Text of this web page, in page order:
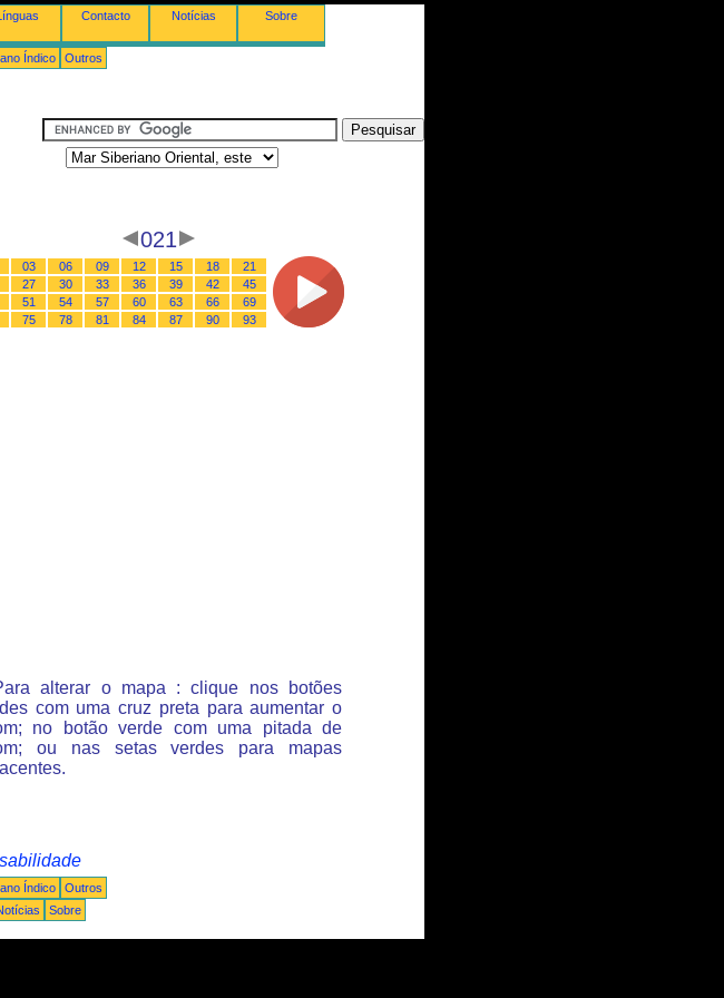
Contacto Notícias Sobre
Índico Outros
021
03 06 09 12 15 18
21
27 30 33 36 39 42
45
51 54 57 60 63 66
69
75 78 81 84 87 90 93
alterar o mapa : clique nos botões
com uma cruz preta para aumentar o
no botão verde com uma pitada de
ou nas setas verdes para mapas
Índico
Outros
Sobre